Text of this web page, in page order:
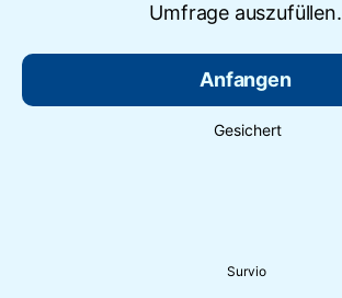
Umfrage auszufüllen.
Anfangen
Gesichert
Survio